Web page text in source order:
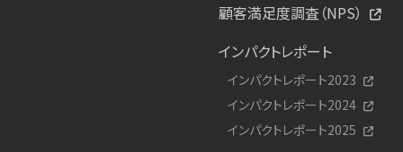
顧客満足度調査（NPS）
インパクトレポート
インパクトレポート2023
インパクトレポート2024
インパクトレポート2025